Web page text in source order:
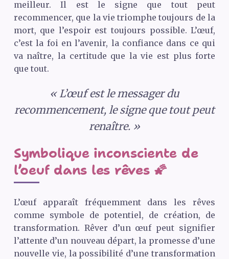
meilleur. Il est le signe que tout peut
recommencer, que la vie triomphe toujours de la
mort, que l’espoir est toujours possible. L’œuf,
c’est la foi en l’avenir, la confiance dans ce qui
va naître, la certitude que la vie est plus forte
que tout.
« L’œuf est le messager du
recommencement, le signe que tout peut
renaître. »
Symbolique inconsciente de
l’oeuf dans les rêves 🌠
L’œuf apparaît fréquemment dans les rêves
comme symbole de potentiel, de création, de
transformation. Rêver d’un œuf peut signifier
l’attente d’un nouveau départ, la promesse d’une
nouvelle vie, la possibilité d’une transformation